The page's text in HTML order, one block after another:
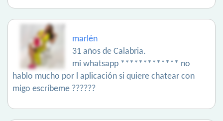
marlén
31 años de Calabria.
mi whatsapp ************* no
hablo mucho por l aplicación si quiere chatear con
migo escríbeme ??????